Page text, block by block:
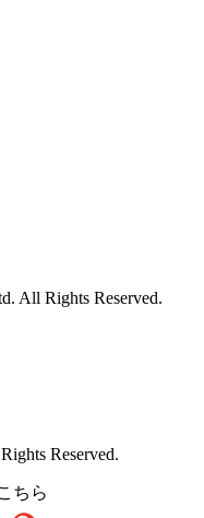
All Rights Reserved.
Reserved.
ちら